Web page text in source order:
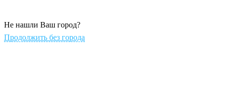
Не нашли Ваш город?
Продолжить без города